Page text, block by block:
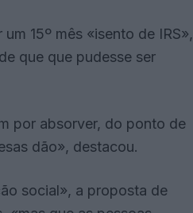
15º mês «isento de IRS»,
que que pudesse ser
por absorver, do ponto de
dão», destacou.
social», a proposta de